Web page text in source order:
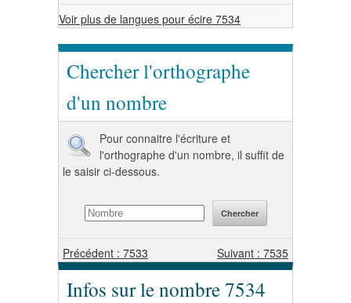
Voir plus de langues pour écire 7534
Chercher l'orthographe
d'un nombre
Pour connaitre l'écriture et
l'orthographe d'un nombre, il suffit de
le saisir ci-dessous.
Précédent : 7533 Suivant : 7535
Infos sur le nombre 7534